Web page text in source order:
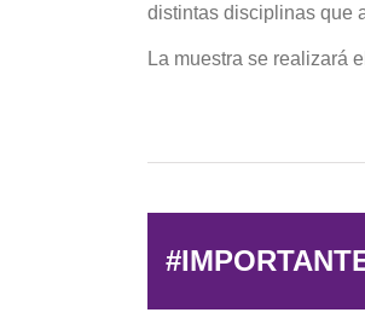
distintas disciplinas que
La muestra se realizará